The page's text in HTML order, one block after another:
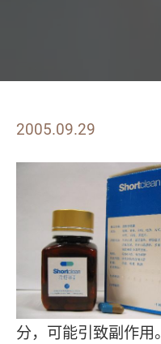
2005.09.29
分，可能引致副作用。